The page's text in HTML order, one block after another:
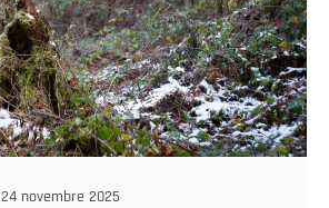
24 novembre 2025